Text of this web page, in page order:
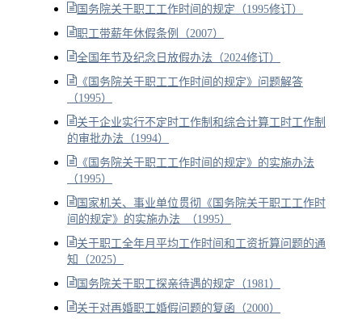
国务院关于职工工作时间的规定（1995修订）
职工带薪年休假条例（2007）
全国年节及纪念日放假办法（2024修订）
《国务院关于职工工作时间的规定》问题解答
（1995）
关于企业实行不定时工作制和综合计算工时工作制
的审批办法（1994）
《国务院关于职工工作时间的规定》的实施办法
（1995）
国家机关、事业单位贯彻《国务院关于职工工作时
间的规定》的实施办法 （1995）
关于职工全年月平均工作时间和工资折算问题的通
知（2025）
国务院关于职工探亲待遇的规定（1981）
关于对再婚职工婚假问题的复函（2000）